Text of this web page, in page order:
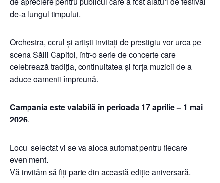
de-a lungul timpului.
Orchestra, corul și artiști invitați de prestigiu vor urca pe
scena Sălii Capitol, într-o serie de concerte care
celebrează tradiția, continuitatea și forța muzicii de a
aduce oamenii împreună.
Campania este valabilă în perioada 17 aprilie – 1 mai
2026.
Locul selectat vi se va aloca automat pentru fiecare
eveniment.
Vă invităm să fiți parte din această ediție aniversară.